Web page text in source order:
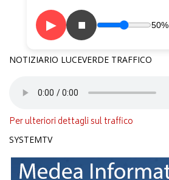
▶ ■ 50%
NOTIZIARIO LUCEVERDE TRAFFICO
Per ulteriori dettagli sul traffico
SYSTEMTV